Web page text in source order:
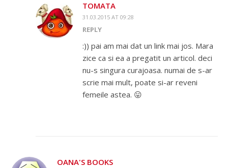
TOMATA
31.03.2015 AT 09:28
REPLY
:)) pai am mai dat un link mai jos. Mara
zice ca si ea a pregatit un articol. deci
nu-s singura curajoasa. numai de s-ar
scrie mai mult, poate si-ar reveni
femeile astea. 😛
OANA'S BOOKS